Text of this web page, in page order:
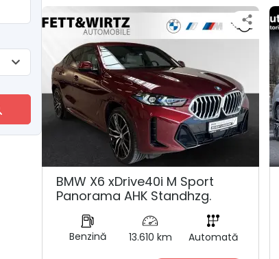
BMW X6 xDrive40i M Sport
Panorama AHK Standhzg.
Benzină 13.610 km Automată